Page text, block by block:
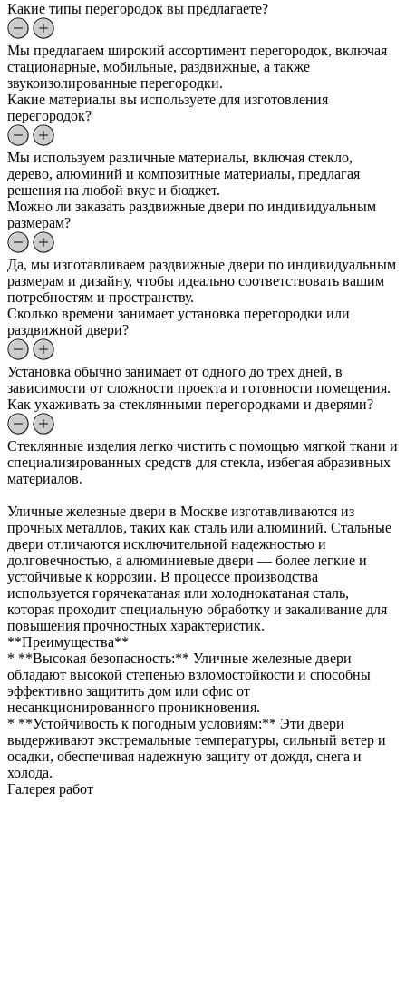
Какие типы перегородок вы предлагаете?
Мы предлагаем широкий ассортимент перегородок, включая
стационарные, мобильные, раздвижные, а также
звукоизолированные перегородки.
Какие материалы вы используете для изготовления
перегородок?
Мы используем различные материалы, включая стекло,
дерево, алюминий и композитные материалы, предлагая
решения на любой вкус и бюджет.
Можно ли заказать раздвижные двери по индивидуальным
размерам?
Да, мы изготавливаем раздвижные двери по индивидуальным
размерам и дизайну, чтобы идеально соответствовать вашим
потребностям и пространству.
Сколько времени занимает установка перегородки или
раздвижной двери?
Установка обычно занимает от одного до трех дней, в
зависимости от сложности проекта и готовности помещения.
Как ухаживать за стеклянными перегородками и дверями?
Стеклянные изделия легко чистить с помощью мягкой ткани и
специализированных средств для стекла, избегая абразивных
материалов.
Уличные железные двери в Москве изготавливаются из
прочных металлов, таких как сталь или алюминий. Стальные
двери отличаются исключительной надежностью и
долговечностью, а алюминиевые двери — более легкие и
устойчивые к коррозии. В процессе производства
используется горячекатаная или холоднокатаная сталь,
которая проходит специальную обработку и закаливание для
повышения прочностных характеристик.
**Преимущества**
* **Высокая безопасность:** Уличные железные двери
обладают высокой степенью взломостойкости и способны
эффективно защитить дом или офис от
несанкционированного проникновения.
* **Устойчивость к погодным условиям:** Эти двери
выдерживают экстремальные температуры, сильный ветер и
осадки, обеспечивая надежную защиту от дождя, снега и
холода.
Галерея работ